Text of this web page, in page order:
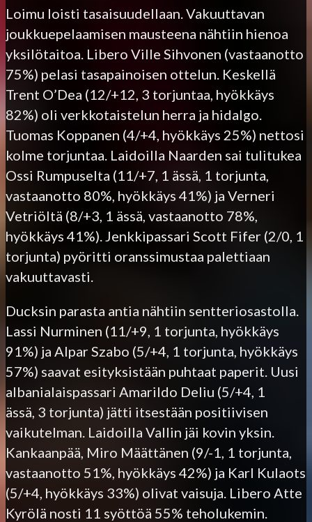
Loimu loisti tasaisuudellaan. Vakuuttavan
joukkuepelaamisen mausteena nähtiin hienoa
yksilötaitoa. Libero Ville Sihvonen (vastaanotto
75%) pelasi tasapainoisen ottelun. Keskellä
Trent O’Dea (12/+12, 3 torjuntaa, hyökkäys
82%) oli verkkotaistelun herra ja hidalgo.
Tuomas Koppanen (4/+4, hyökkäys 25%) nettosi
kolme torjuntaa. Laidoilla Naarden sai tulitukea
Ossi Rumpuselta (11/+7, 1 ässä, 1 torjunta,
vastaanotto 80%, hyökkäys 41%) ja Verneri
Vetriöltä (8/+3, 1 ässä, vastaanotto 78%,
hyökkäys 41%). Jenkkipassari Scott Fifer (2/0, 1
torjunta) pyöritti oranssimustaa palettiaan
vakuuttavasti.
Ducksin parasta antia nähtiin sentteriosastolla.
Lassi Nurminen (11/+9, 1 torjunta, hyökkäys
91%) ja Alpar Szabo (5/+4, 1 torjunta, hyökkäys
57%) saavat esityksistään puhtaat paperit. Uusi
albanialaispassari Amarildo Deliu (5/+4, 1
ässä, 3 torjunta) jätti itsestään positiivisen
vaikutelman. Laidoilla Vallin jäi kovin yksin.
Kankaanpää, Miro Määttänen (9/-1, 1 torjunta,
vastaanotto 51%, hyökkäys 42%) ja Karl Kulaots
(5/+4, hyökkäys 33%) olivat vaisuja. Libero Atte
Kyrölä nosti 11 syöttöä 55% teholukemin.